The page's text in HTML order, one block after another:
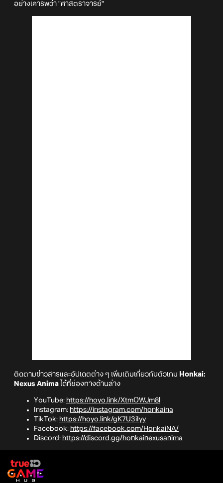
อย่างเคารพว่า "ศาสตราจารย์"
ติดตามข่าวสารและอัปเดตต่าง ๆ เพิ่มเติมเกี่ยวกับตัวเกม Honkai:
Nexus Anima ได้ที่ช่องทางด้านล่าง
YouTube: https://hoyo.link/XtmOWJm8l
Instagram: https://instagram.com/honkaina
TikTok: https://hoyo.link/gK7U3iIyy
Facebook: https://facebook.com/HonkaiNA/
Discord: https://discord.gg/honkainexusanima